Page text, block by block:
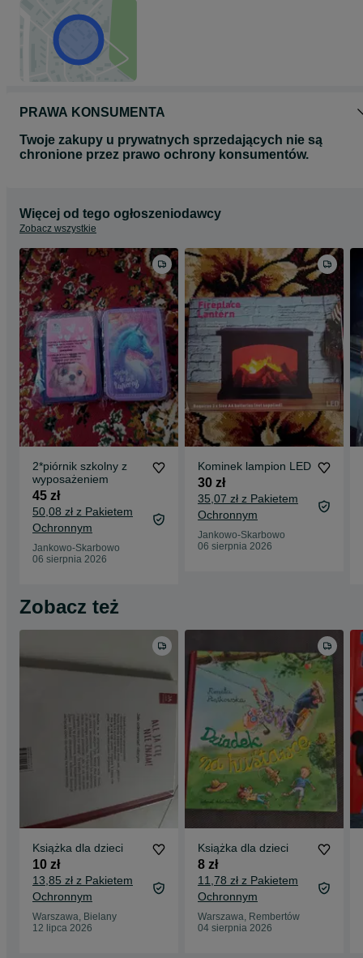
PRAWA KONSUMENTA
Twoje zakupy u prywatnych sprzedających nie są
chronione przez prawo ochrony konsumentów.
Więcej od tego ogłoszeniodawcy
Zobacz wszystkie
2*piórnik szkolny z
wyposażeniem
45 zł
50,08 zł z Pakietem
Ochronnym
Jankowo-Skarbowo
06 sierpnia 2026
Kominek lampion LED
30 zł
35,07 zł z Pakietem
Ochronnym
Jankowo-Skarbowo
06 sierpnia 2026
Zobacz też
Książka dla dzieci
10 zł
13,85 zł z Pakietem
Ochronnym
Warszawa, Bielany
12 lipca 2026
Książka dla dzieci
8 zł
11,78 zł z Pakietem
Ochronnym
Warszawa, Rembertów
04 sierpnia 2026